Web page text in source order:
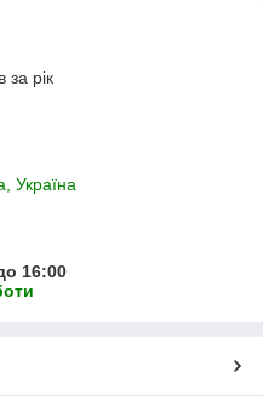
за рік
Україна
16:00